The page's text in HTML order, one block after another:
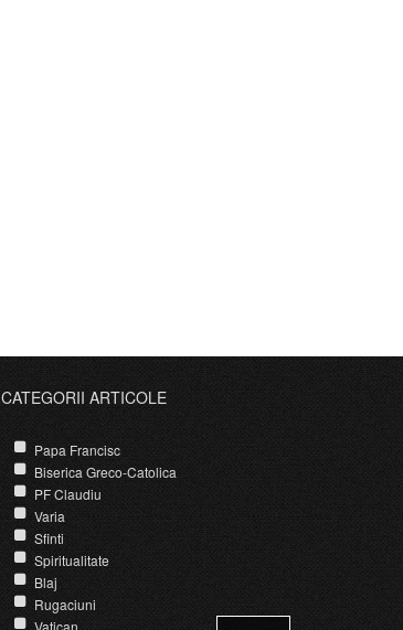
CATEGORII ARTICOLE
Papa Francisc
Biserica Greco-Catolica
PF Claudiu
Varia
Sfinti
Spiritualitate
Blaj
Rugaciuni
Vatican